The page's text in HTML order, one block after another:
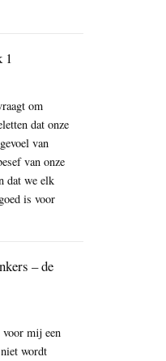
1
om
dat onze
van
van onze
dat we elk
is voor
– de
mij een
wordt